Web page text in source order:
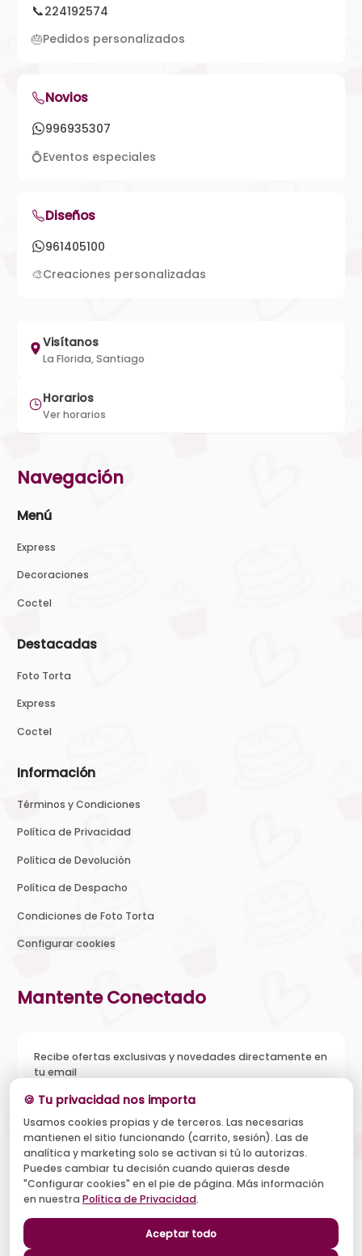
📞224192574
🎂Pedidos personalizados
Novios
996935307
💍Eventos especiales
Diseños
961405100
🎨Creaciones personalizadas
Visítanos
La Florida, Santiago
Horarios
Ver horarios
Navegación
Menú
Express
Decoraciones
Coctel
Destacadas
Foto Torta
Express
Coctel
Información
Términos y Condiciones
Política de Privacidad
Política de Devolución
Política de Despacho
Condiciones de Foto Torta
Configurar cookies
Mantente Conectado
Recibe ofertas exclusivas y novedades directamente en
tu email
Acepto recibir novedades y ofertas, y el tratamiento de mi
email según la Política de Privacidad . Puedo darme de baja
cuando quiera.
Suscribirse
🍪 Tu privacidad nos importa
Usamos cookies propias y de terceros. Las necesarias
mantienen el sitio funcionando (carrito, sesión). Las de
analítica y marketing solo se activan si tú lo autorizas.
Puedes cambiar tu decisión cuando quieras desde
"Configurar cookies" en el pie de página. Más información
en nuestra Política de Privacidad.
Aceptar todo